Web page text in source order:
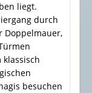
liegt.
durch
Doppelmauer,
besuchen